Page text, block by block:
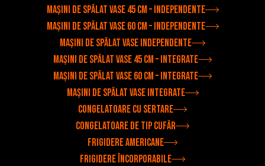
Mașini de spălat vase 45 cm – independente
Mașini de spălat vase 60 cm – independente
Mașini de spălat vase independente
Mașini de spălat vase 45 cm – integrate
Mașini de spălat vase 60 cm – integrate
Mașini de spălat vase integrate
Congelatoare cu sertare
Congelatoare de tip cufăr
Frigidere americane
Frigidere încorporabile